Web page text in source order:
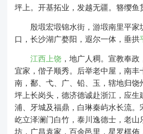
坪上。开基拓业，发越无疆。簪缨鱼
殷塅宏塅锦水街，游塅南里平家
口，长沙湖广婺阳，遐尔一体，垂拱
江西上饶 ，地广人稠。宣教奉
宜家，偕子顺秀。后举老中屋，南丰
南，鄱、弋、广、铅、玉，辖地归饶
坪上长岗头，德济德诚赴浙江，应生
浦、牙城及福鼎，白琳秦屿水长流。
屹立泽澜门白竹，泰川逸德士，老山
坊，广昌袁家，百余邑里，星罗棋佈